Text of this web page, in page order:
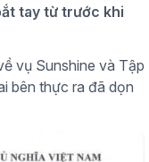
tay từ trước khi
vụ Sunshine và Tập
bên thực ra đã dọn